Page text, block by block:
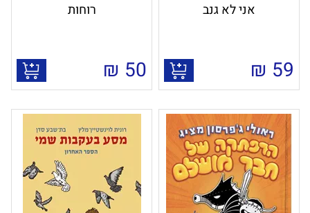
אני לא גנב
59
₪
רוחות
50
₪